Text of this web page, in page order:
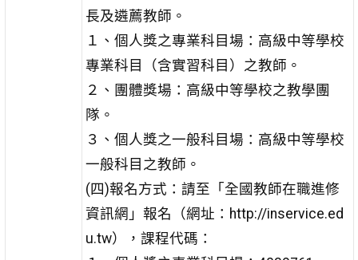
長及遴薦教師。
１、個人獎之專業科目場：高級中等學校
專業科目（含實習科目）之教師。
２、團體獎場：高級中等學校之教學團
隊。
３、個人獎之一般科目場：高級中等學校
一般科目之教師。
(四)報名方式：請至「全國教師在職進修
資訊網」報名（網址：http://inservice.ed
u.tw），課程代碼：